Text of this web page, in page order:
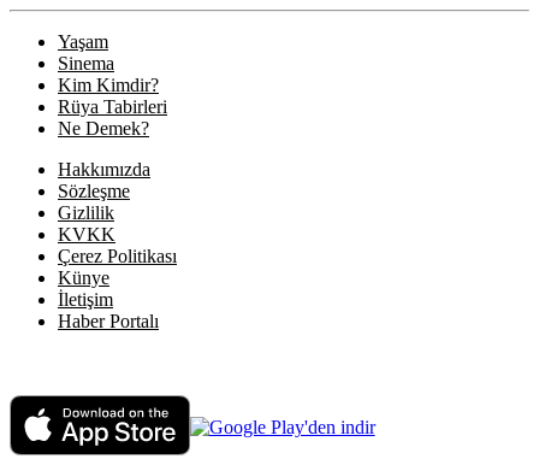
Yaşam
Sinema
Kim Kimdir?
Rüya Tabirleri
Ne Demek?
Hakkımızda
Sözleşme
Gizlilik
KVKK
Çerez Politikası
Künye
İletişim
Haber Portalı